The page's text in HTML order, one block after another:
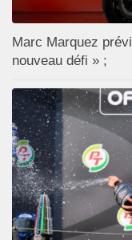
Marc Marquez
nouveau défi » ;